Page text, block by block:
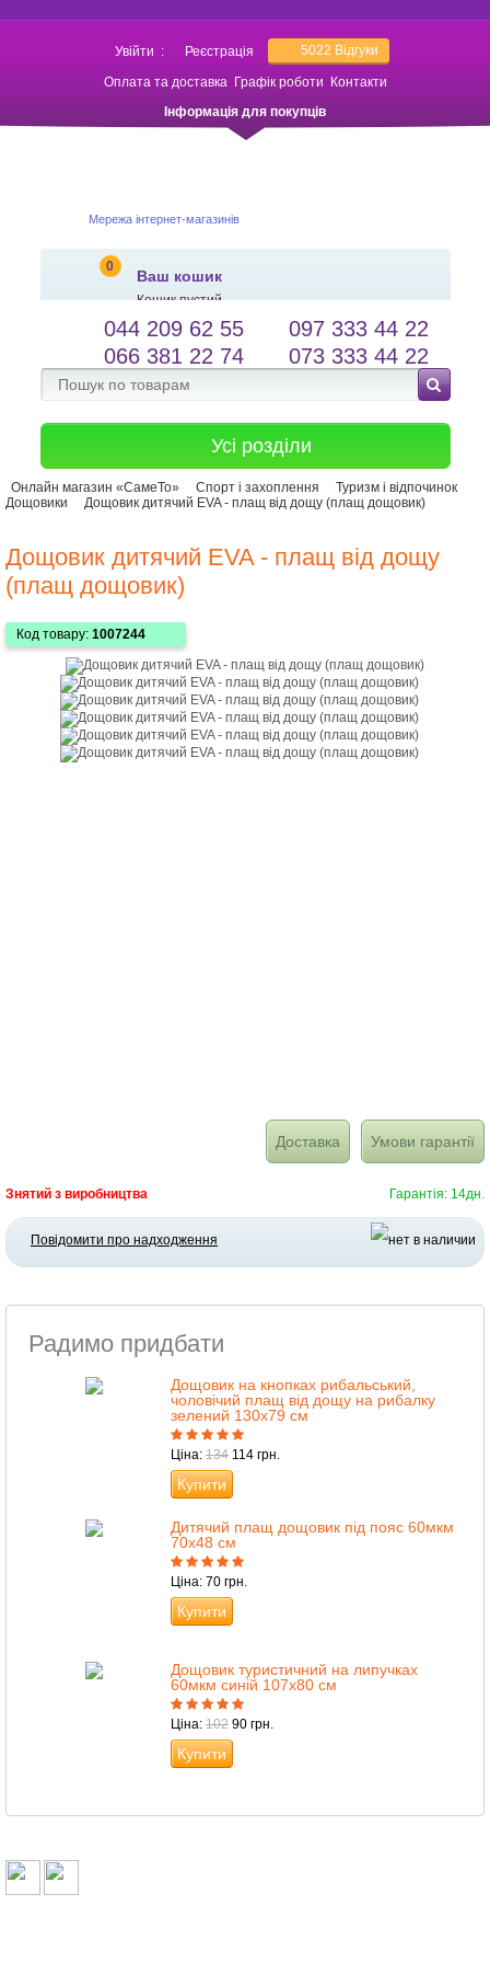
Увійти : Реєстрація 5022 Відгуки
Оплата та доставка Графік роботи
Контакти
Інформація для покупців
Мережа інтернет-магазинів
0
Ваш кошик
Кошик пустий
salessameto@gmail.com
Зворотній зв'язок
Мова сайту
044 209 62 55
097 333 44 22
066 381 22 74
073 333 44 22
Усі розділи
Онлайн магазин «СамеТо» Спорт і захоплення
Туризм і відпочинок
Дощовики
Дощовик дитячий EVA - плащ від дощу (плащ дощовик)
Дощовик дитячий EVA - плащ від дощу
(плащ дощовик)
Код товару: 1007244
Доставка Умови гарантії
Знятий з виробництва Гарантія: 14дн.
Повідомити про надходження
Радимо придбати
Дощовик на кнопках рибальський,
чоловічий плащ від дощу на рибалку
зелений 130х79 см
Ціна: 134 114 грн.
Купити
Дитячий плащ дощовик під пояс 60мкм
70х48 см
Ціна: 70 грн.
Купити
Дощовик туристичний на липучках
60мкм синій 107х80 см
Ціна: 102 90 грн.
Купити